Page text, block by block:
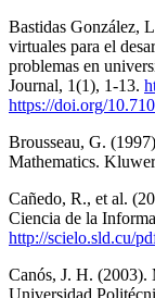
Bastidas González,
virtuales para el
problemas en
Journal, 1(1), 1-13.
https://doi.org/
Brousseau, G.
Mathematics.
Cañedo, R., et al.
Ciencia de la
http://scielo.sld.cu/
Canós, J. H. (2003).
Universidad